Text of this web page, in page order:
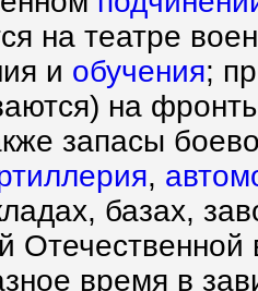
на театре
и обучения;
на
запасы
,
базах,
время в